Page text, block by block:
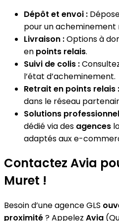
Dépôt et envoi :
pour un acheminement
Livraison :Options à
en points relais.
Suivi de colis :
l’état d’acheminement.
Retrait en points relais :
dans le réseau
Solutions
dédié via des agences
adaptés aux e-
Contactez Avia
Muret !
Besoin d’une agence GLS
proximité? Appelez Avia